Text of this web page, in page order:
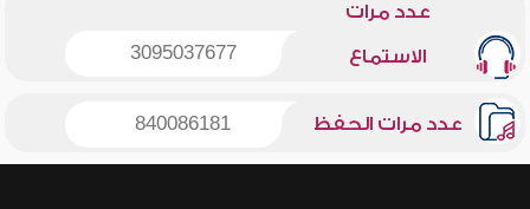
عدد مرات
الاستماع 3095037677
عدد مرات الحفظ 840086181